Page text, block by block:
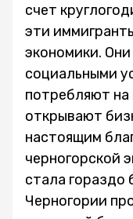
счет
эти
экономики.
социальными
потребляют на
открывают
настоящим
черногорской
стала гораздо
Черногории